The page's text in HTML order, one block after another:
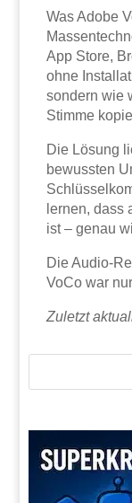
Was Adobe
App Store,
ohne
sondern wie
Stimme
Die Lösung
bewussten
lernen, dass
ist – genau
Die Audio-
VoCo war
Zuletzt